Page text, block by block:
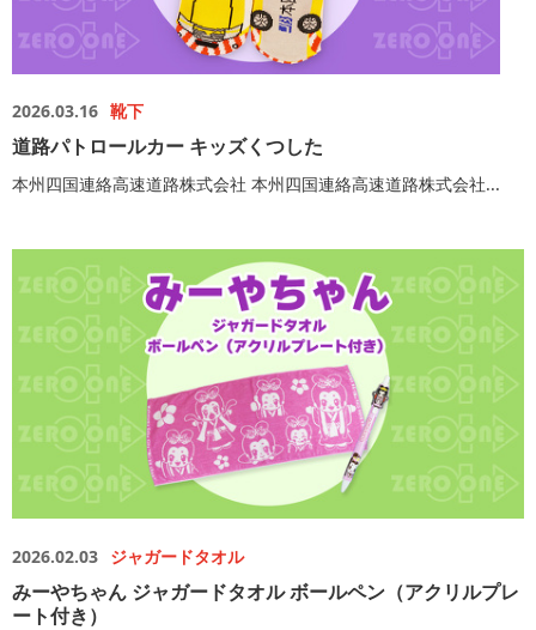
2026.03.16 靴下
道路パトロールカー キッズくつした
本州四国連絡高速道路株式会社 本州四国連絡高速道路株式会社...
2026.02.03 ジャガードタオル
みーやちゃん ジャガードタオル ボールペン（アクリルプレ
ート付き）